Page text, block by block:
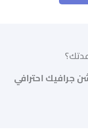
جرافيك احترافي